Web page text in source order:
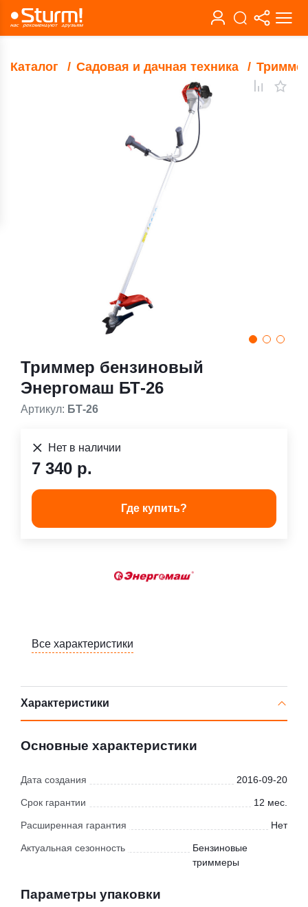
Каталог Садовая и дачная техника
Триммер бензиновый
Энергомаш БТ-26
Артикул: БТ-26
Нет в наличии
7 340 р.
Где купить?
Все характеристики
Характеристики
Основные характеристики
Дата создания 2016-09-20
Срок гарантии 12 мес.
Расширенная гарантия Нет
Актуальная сезонность
Бензиновые
триммеры
Параметры упаковки